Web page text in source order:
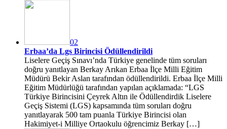
02
Erbaa’da Lgs Birincisi Ödüllendirildi
Liselere Geçiş Sınavı’nda Türkiye genelinde tüm soruları
doğru yanıtlayan Berkay Arıkan Erbaa İlçe Milli Eğitim
Müdürü Bekir Aslan tarafından ödüllendirildi. Erbaa İlçe Milli
Eğitim Müdürlüğü tarafından yapılan açıklamada: “LGS
Türkiye Birincisini Çeyrek Altın ile Ödüllendirdik Liselere
Geçiş Sistemi (LGS) kapsamında tüm soruları doğru
yanıtlayarak 500 tam puanla Türkiye Birincisi olan
Hakimiyet-i Milliye Ortaokulu öğrencimiz Berkay […]